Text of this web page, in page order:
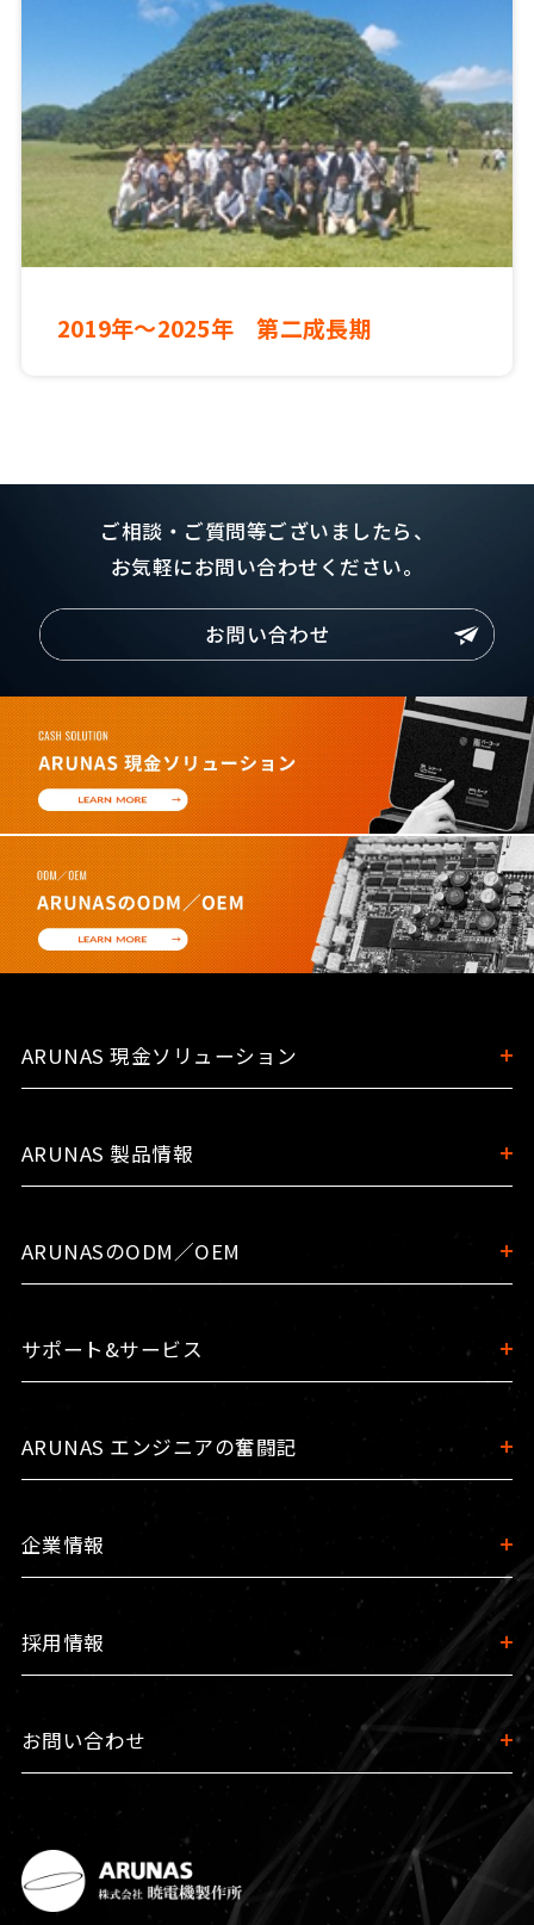
2019年～2025年 第二成長期
ご相談・ご質問等ございましたら、
お気軽にお問い合わせください。
ARUNAS 現金ソリューション
ARUNAS 製品情報
ARUNASのODM／OEM
サポート&サービス
ARUNAS エンジニアの奮闘記
企業情報
採用情報
お問い合わせ